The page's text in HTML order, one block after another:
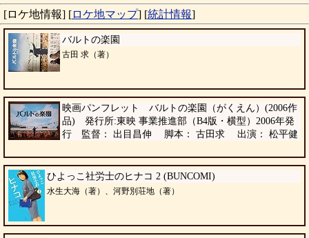
[ロケ地情報] [ロケ地マップ] [統計情報]
バルトの楽園
古田 求（著）
映画パンフレット バルトの楽園（がくえん）(2006作
品) 発行所:東映 事業推進部（B4版・横型）2006年発
行 監督： 出目昌伸 脚本： 古田求 出演： 松平健
ひよっこ社労士のヒナコ 2 (BUNCOMI)
水生大海（著）、河野別荘地（著）